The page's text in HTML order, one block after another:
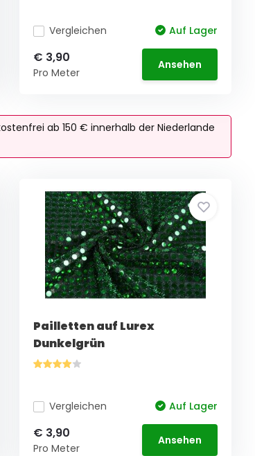
Vergleichen Auf Lager
€ 3,90
Pro Meter
Ansehen
ab 150 € innerhalb der Niederlande
Pailletten auf Lurex
Dunkelgrün
Vergleichen Auf Lager
€ 3,90
Pro Meter
Ansehen